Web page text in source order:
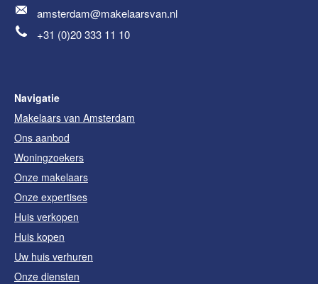
amsterdam@makelaarsvan.nl
+31 (0)20 333 11 10
Navigatie
Makelaars van Amsterdam
Ons aanbod
Woningzoekers
Onze makelaars
Onze expertises
Huis verkopen
Huis kopen
Uw huis verhuren
Onze diensten